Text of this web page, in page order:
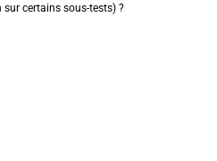
certains sous-tests) ?